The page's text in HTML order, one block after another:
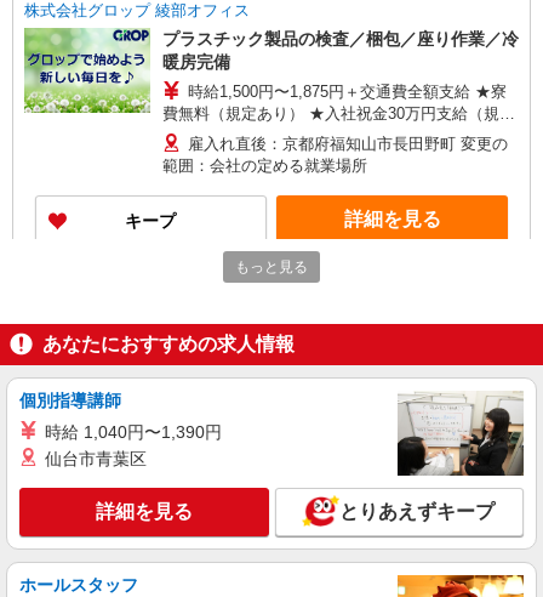
株式会社グロップ 綾部オフィス
プラスチック製品の検査／梱包／座り作業／冷
暖房完備
時給1,500円〜1,875円＋交通費全額支給 ★寮
費無料（規定あり） ★入社祝金30万円支給（規定
あり） ※残業発生時は時給25％アップ ※深夜帯
（22:00〜5:00）勤務は時給25％アップ ※交通費
支給規定あり ※給与の希望日払い制度あり ＜月収
例＞ ＊月22日勤務の場合 時給1,500円×7.84時間
×22日＋深夜手当（69時間） ⇒284,595円＋交通費
雇入れ直後：京都府福知山市長田野町 変更の
範囲：会社の定める就業場所
キープ 詳細を見る
電線の検査業務
時給1300円交通費全額支給
京都府福知山市 ＊車・バイク通勤OK
キープ 詳細を見る
株式会社テクノ・サービス/お仕事No/0853576
製品検査作業
もっと見る
あなたにおすすめの求人情報
個別指導講師
時給 1,040円〜1,390円
仙台市青葉区
詳細を見る とりあえずキープ
ホールスタッフ